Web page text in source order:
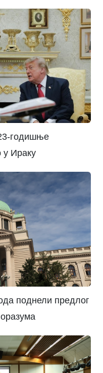
годишње
у Ираку
поднели предлог